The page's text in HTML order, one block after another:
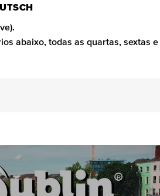
abaixo, todas as quartas, sextas e